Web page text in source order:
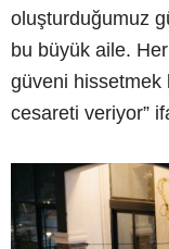
oluşturduğumuz
bu büyük aile. Her
güveni hissetmek
cesareti veriyor”